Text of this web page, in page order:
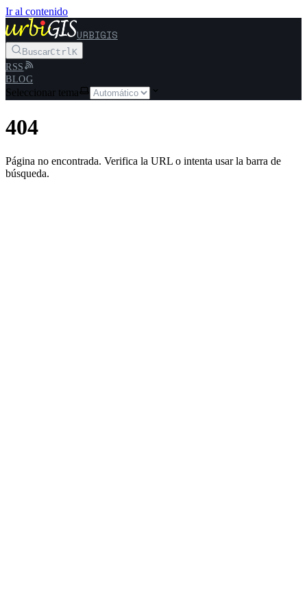
Ir al contenido
URBIGIS
BuscarCtrlK
RSS
BLOG
Seleccionar tema
404
Página no encontrada. Verifica la URL o intenta usar la barra de
búsqueda.